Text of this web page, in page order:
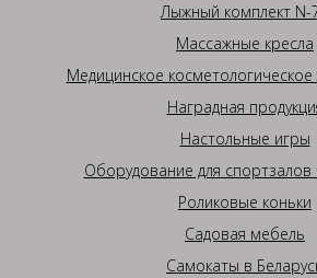
Лыжный комплект N-
Массажные кресла
Медицинское
Наградная
Настольные игры
Оборудование для спортзалов
Роликовые коньки
Садовая мебель
Самокаты в